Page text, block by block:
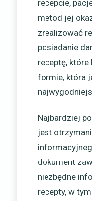
recepcie,
metod jej
zrealizować
posiadanie
receptę, które
formie, która
Najbardziej
jest
dokument
niezbędne
recepty, w